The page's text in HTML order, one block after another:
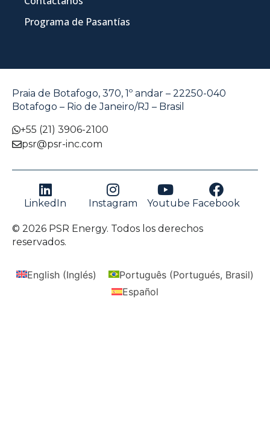
Programa de Pasantías
Praia de Botafogo, 370, 1º andar – 22250-040
Botafogo – Rio de Janeiro/RJ – Brasil
+55 (21) 3906-2100
psr@psr-inc.com
LinkedIn Instagram Youtube Facebook
© 2026 PSR Energy. Todos los derechos
reservados.
English (Inglés) Português (Portugués, Brasil)
Español